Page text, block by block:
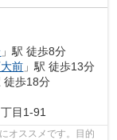
」駅 徒歩8分
前 」駅 徒歩13分
徒歩18分
丁目1-91
オススメです。目的